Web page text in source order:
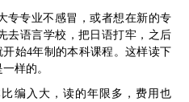
专专业不感冒，或者想在新的专
去语言学校，把日语打牢，之后
始4年制的本科课程。这样读下
样的。
编入大，读的年限多，费用也